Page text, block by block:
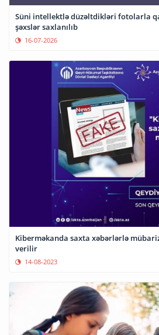
Süni intellektlə düzəltdikləri fotolarla
şəxslər saxlanılıb
16-07-2026
Kiberməkanda saxta xəbərlərlə
verilir
14-08-2023